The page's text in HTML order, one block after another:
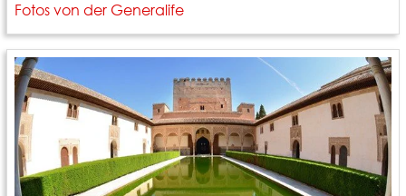
Fotos von der Generalife